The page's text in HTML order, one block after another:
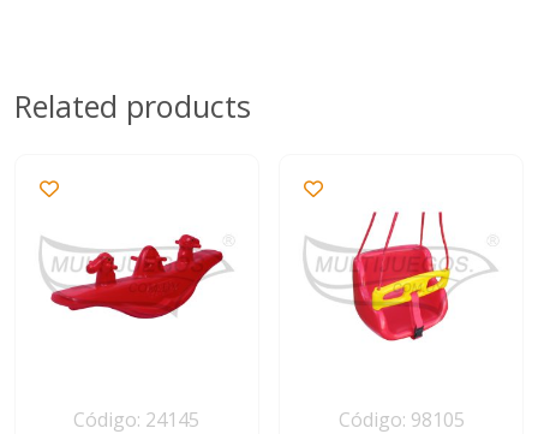
Related products
Código: 24145
Código: 98105